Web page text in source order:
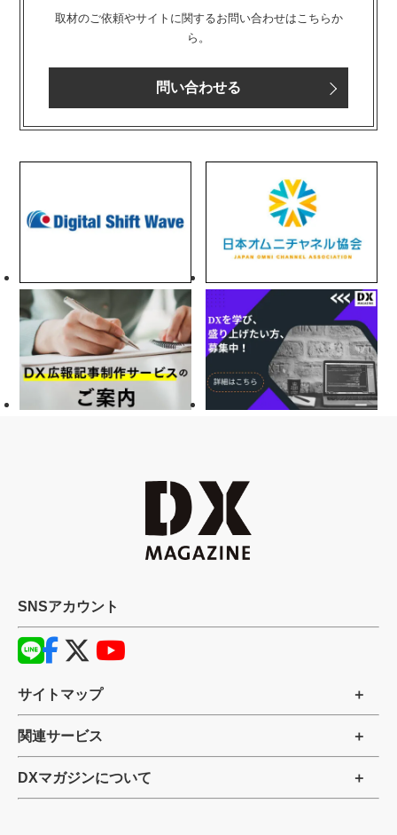
取材のご依頼やサイトに関するお問い合わせはこちらか
ら。
問い合わせる
SNSアカウント
サイトマップ
関連サービス
DXマガジンについて